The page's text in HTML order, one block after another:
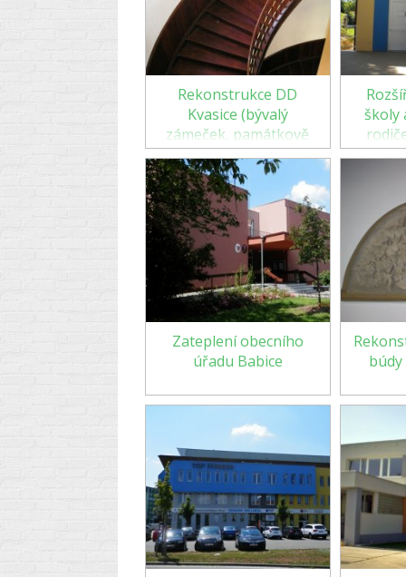
Rekonstrukce DD
Kvasice (bývalý
zámeček, památkově
chráněný objekt)
školy
Zateplení obecního
úřadu Babice
búdy